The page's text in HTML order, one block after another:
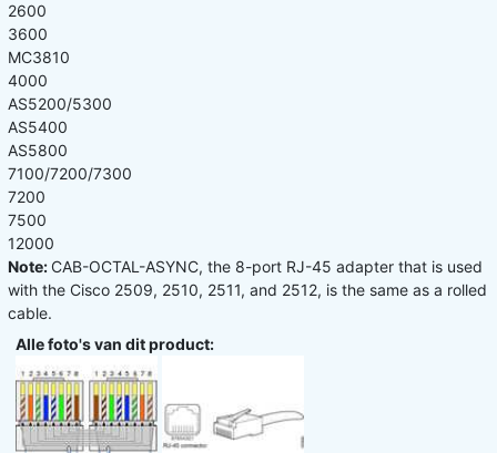
2600
3600
MC3810
4000
AS5200/5300
AS5400
AS5800
7100/7200/7300
7200
7500
12000
Note: CAB-OCTAL-ASYNC, the 8-port RJ-45 adapter that is used
with the Cisco 2509, 2510, 2511, and 2512, is the same as a rolled
cable.
Alle foto's van dit product: